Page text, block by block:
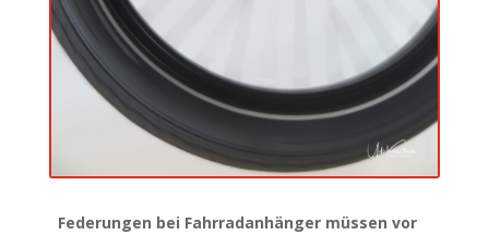
Federungen bei Fahrradanhänger müssen vor